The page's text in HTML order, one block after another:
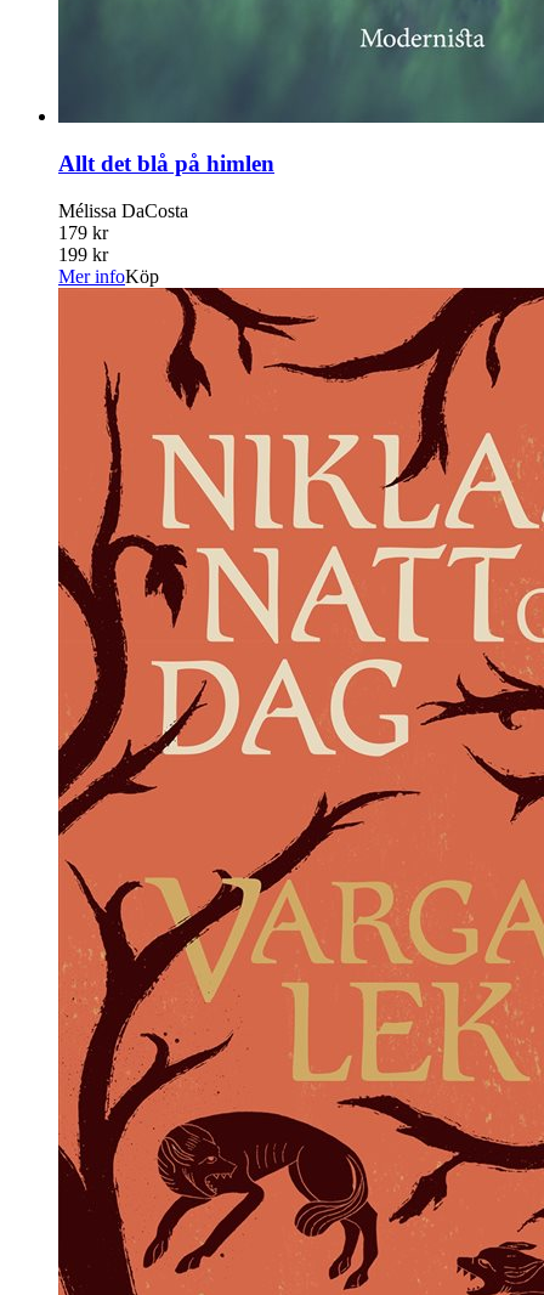
Allt det blå på himlen
Mélissa DaCosta
179 kr
199 kr
Mer infoKöp